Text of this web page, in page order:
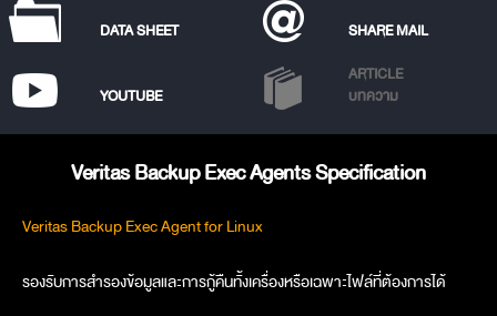
DATA SHEET SHARE MAIL
YOUTUBE
ARTICLE
บทความ
Veritas Backup Exec Agents Specification
Veritas Backup Exec Agent for Linux
รองรับการสำรองข้อมูลและการกู้คืนทั้งเครื่องหรือเฉพาะไฟล์ที่ต้องการได้